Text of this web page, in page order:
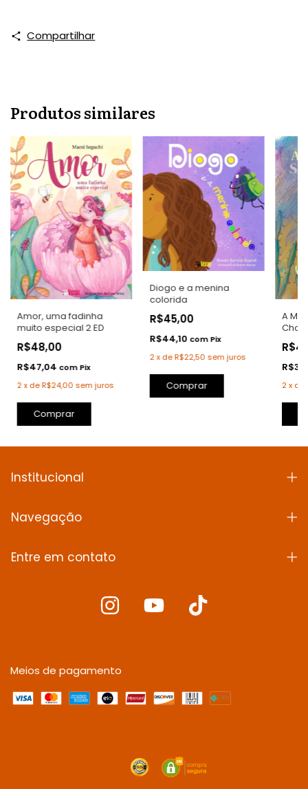
Compartilhar
Produtos similares
Amor, uma fadinha
muito especial 2 ED
R$48,00
R$47,04 comPix
2 xdeR$24,00 sem juros
Comprar
Diogo e a menina
colorida
R$45,00
R$44,10 com Pix
2 xdeR$22,50 sem juros
Comprar
A
2x de
Institucional
Navegação
Entre em contato
Meios de pagamento